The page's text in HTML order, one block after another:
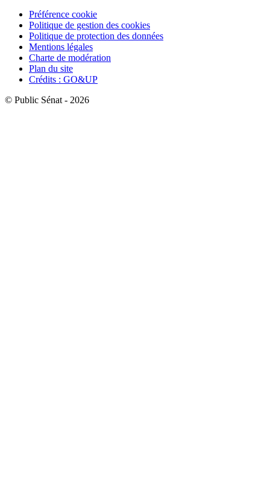
Préférence cookie
Politique de gestion des cookies
Politique de protection des données
Mentions légales
Charte de modération
Plan du site
Crédits : GO&UP
© Public Sénat - 2026